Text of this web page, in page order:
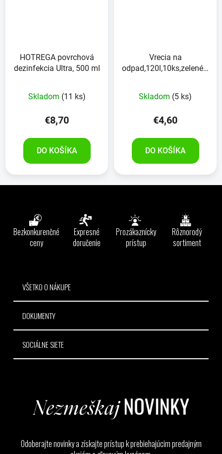
HOTREGA povrchová
dezinfekcia Ultra, 500 ml
Skladom (11 ks)
€8,70
DO KOŠÍKA
Vrecia na
odpad,120l,10ks,zelené,so
Skladom (5 ks)
€4,60
DO KOŠÍKA
Bezkonkurenčné
ceny
Expresné
doručenie
Prozákaznícky
prístup
Rôznorodý
sortiment
VŠETKO O NÁKUPE
DOKUMENTY
SOCIÁLNE SIETE
Odoberajte novinky a získajte prístup k prebiehajúcim predajným